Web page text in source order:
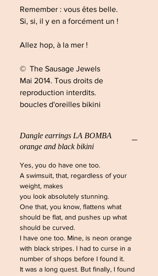
Remember : vous êtes belle.
Si, si, il y en a forcément un !
Allez hop, à la mer !
© The Sausage Jewels
Mai 2014. Tous droits de
reproduction interdits.
boucles d'oreilles bikini
Dangle earrings LA BOMBA
orange and black bikini
Yes, you do have one too.
A swimsuit, that, regardless of your
weight, makes
you look absolutely stunning.
One that, you know, flattens what
should be flat, and pushes up what
should be curved.
I have one too. Mine, is neon orange
with black stripes. I had to curse in a
number of shops before I found it.
It was a long quest. But finally, I found